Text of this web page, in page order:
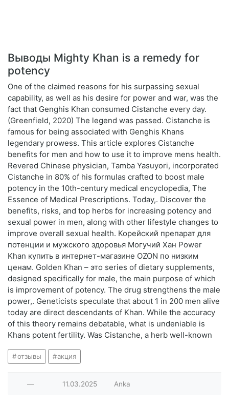
Выводы Mighty Khan is a remedy for
potency
One of the claimed reasons for his surpassing sexual
capability, as well as his desire for power and war, was the
fact that Genghis Khan consumed Cistanche every day.
(Greenfield, 2020) The legend was passed. Cistanche is
famous for being associated with Genghis Khans
legendary prowess. This article explores Cistanche
benefits for men and how to use it to improve mens health.
Revered Chinese physician, Tamba Yasuyori, incorporated
Cistanche in 80% of his formulas crafted to boost male
potency in the 10th-century medical encyclopedia, The
Essence of Medical Prescriptions. Today,. Discover the
benefits, risks, and top herbs for increasing potency and
sexual power in men, along with other lifestyle changes to
improve overall sexual health. Корейский препарат для
потенции и мужского здоровья Могучий Хан Power
Khan купить в интернет-магазине OZON по низким
ценам. Golden Khan – это series of dietary supplements,
designed specifically for male, the main purpose of which
is improvement of potency. The drug strengthens the male
power,. Geneticists speculate that about 1 in 200 men alive
today are direct descendants of Khan. While the accuracy
of this theory remains debatable, what is undeniable is
Khans potent fertility. Was Cistanche, a herb well-known
отзывы акция
— 11.03.2025 Anka